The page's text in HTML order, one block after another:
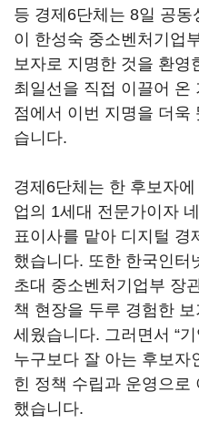
등 경제 6단체는 8일 공동
이 한성숙 중소벤처기업
보자로 지명한 것을 환영
최일선을 직접 이끌어 온
점에서 이번 지명을 더욱
습니다.
경제 6단체는 한 후보자
업의 1세대 전문가이자
표이사를 맡아 디지털 경
했습니다. 또한 한국인터
초대 중소벤처기업부 장
책 현장을 두루 경험한
세웠습니다. 그러면서 “
누구보다 잘 아는 후보자
힌 정책 수립과 운영으로
했습니다.